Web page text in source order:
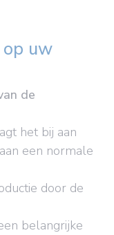
uw
de
het bij aan
een normale
door de
belangrijke